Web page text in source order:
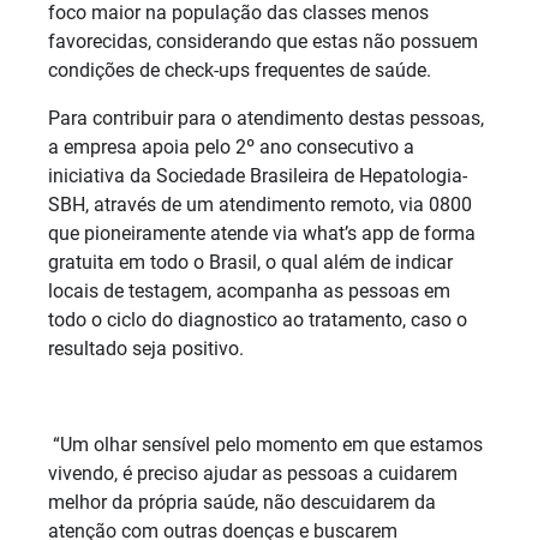
foco maior na população das classes menos
favorecidas, considerando que estas não possuem
condições de check-ups frequentes de saúde.
Para contribuir para o atendimento destas pessoas,
a empresa apoia pelo 2º ano consecutivo a
iniciativa da Sociedade Brasileira de Hepatologia-
SBH, através de um atendimento remoto, via 0800
que pioneiramente atende via what’s app de forma
gratuita em todo o Brasil, o qual além de indicar
locais de testagem, acompanha as pessoas em
todo o ciclo do diagnostico ao tratamento, caso o
resultado seja positivo.
“Um olhar sensível pelo momento em que estamos
vivendo, é preciso ajudar as pessoas a cuidarem
melhor da própria saúde, não descuidarem da
atenção com outras doenças e buscarem